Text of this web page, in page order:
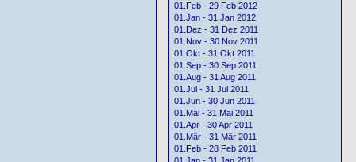
01.Feb - 29 Feb 2012
01.Jan - 31 Jan 2012
01.Dez - 31 Dez 2011
01.Nov - 30 Nov 2011
01.Okt - 31 Okt 2011
01.Sep - 30 Sep 2011
01.Aug - 31 Aug 2011
01.Jul - 31 Jul 2011
01.Jun - 30 Jun 2011
01.Mai - 31 Mai 2011
01.Apr - 30 Apr 2011
01.Mär - 31 Mär 2011
01.Feb - 28 Feb 2011